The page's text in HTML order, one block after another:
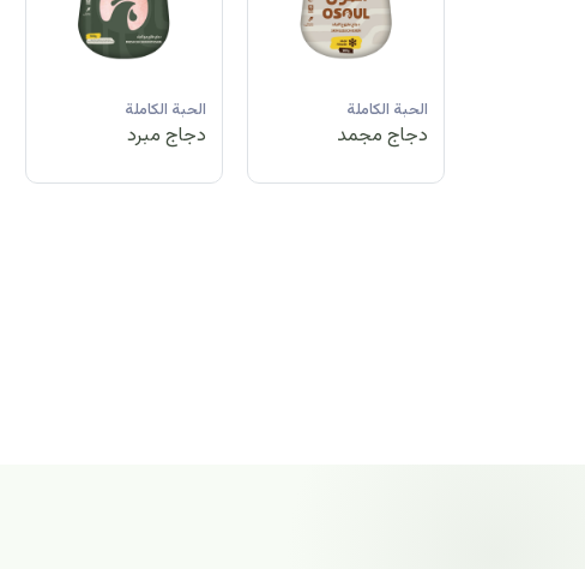
الحبة الكاملة
دجاج مبرد
الحبة الكاملة
دجاج مجمد
الحبة الكاملة
دجاج مجمد